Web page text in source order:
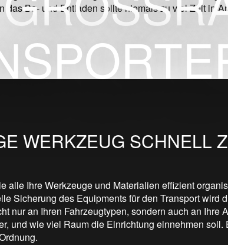
das Be- und Entladen sollte niemals zu viel Zeit in
WERKZEUG SCHNELL
alle Ihre Werkzeuge und Materialien effizient
Sicherung des Equipments für den Transport
nur an Ihren Fahrzeugtypen, sondern auch an
und wie viel Raum die Einrichtung einnehmen